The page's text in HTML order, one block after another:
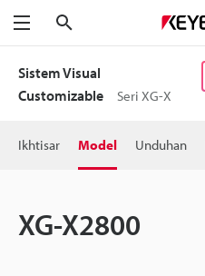
Menu
Sistem Visual
Customizable
Seri XG-X
Ikhtisar Model Unduhan
XG-X2800